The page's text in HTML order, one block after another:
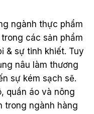
ngành thực phẩm
các sản phẩm
& sự tinh khiết. Tuy
nâu làm thương
sự kém sạch sẽ.
quần áo và nông
trong ngành hàng